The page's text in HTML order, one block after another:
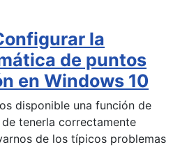
la
de puntos
en Windows 10
disponible una función de
tenerla correctamente
de los típicos problemas